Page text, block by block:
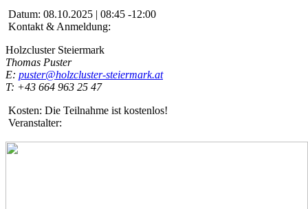
Datum: 08.10.2025 | 08:45 -12:00
Kontakt & Anmeldung:
Holzcluster Steiermark
Thomas Puster
E: puster@holzcluster-steiermark.at
T: +43 664 963 25 47
Kosten: Die Teilnahme ist kostenlos!
Veranstalter: